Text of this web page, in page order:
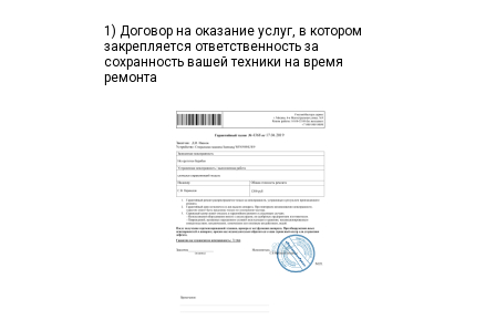
1) Договор на оказание услуг, в котором
закрепляется ответственность за
сохранность вашей техники на время
ремонта